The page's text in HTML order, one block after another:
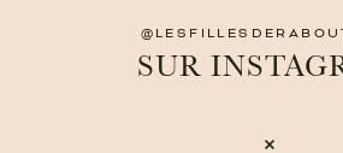
SUR